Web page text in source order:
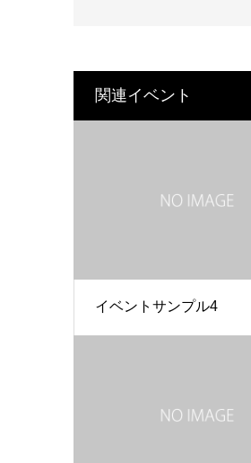
関連イベント
イベントサンプル4